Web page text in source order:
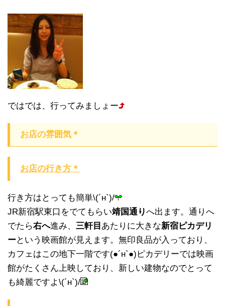
ではでは、行ってみましょー
お店の雰囲気＊
お店の行き方＊
行き方はとっても簡単\(´н`)/
JR新宿駅東口をでてもらい靖国通りへ出ます。通りへ
でたら右へ進み、 三軒目 あたりに大きな新宿ピカデリ
ーという映画館が見えます。無印良品が入っており、
カフェはこの地下一階です(●´н`●)ピカデリーでは映画
館がたくさん上映しており、新しい建物なのでとって
も綺麗ですよ\(´н`)/